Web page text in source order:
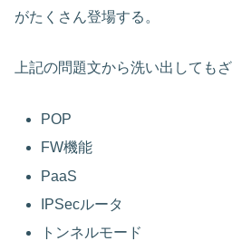
がたくさん登場する。
上記の問題文から洗い出しても
POP
FW機能
PaaS
IPSecルータ
トンネルモード